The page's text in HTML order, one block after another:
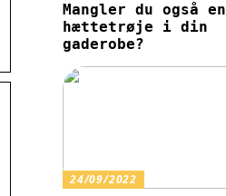
Mangler du også en
hættetrøje i din
gaderobe?
24/09/2022